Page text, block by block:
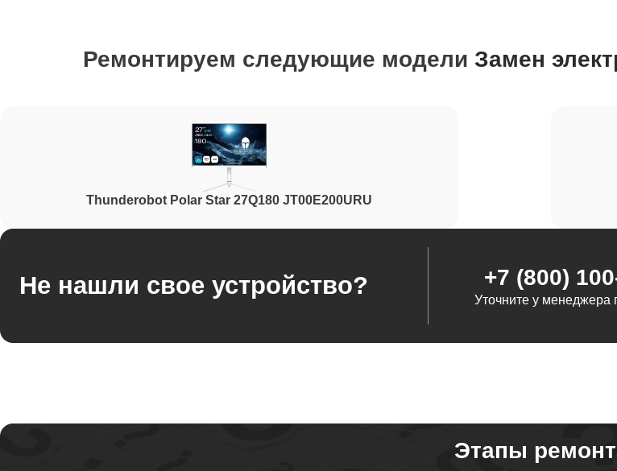
Ремонт блока управления
от 120
Ремонт электронных компонентов
Ремонтируем следующие модели Замен
Thunderobot Polar Star 27Q180 JT00E200URU
Не нашли свое устройство? +7 (800)
Уточните у менеджера
Этапы